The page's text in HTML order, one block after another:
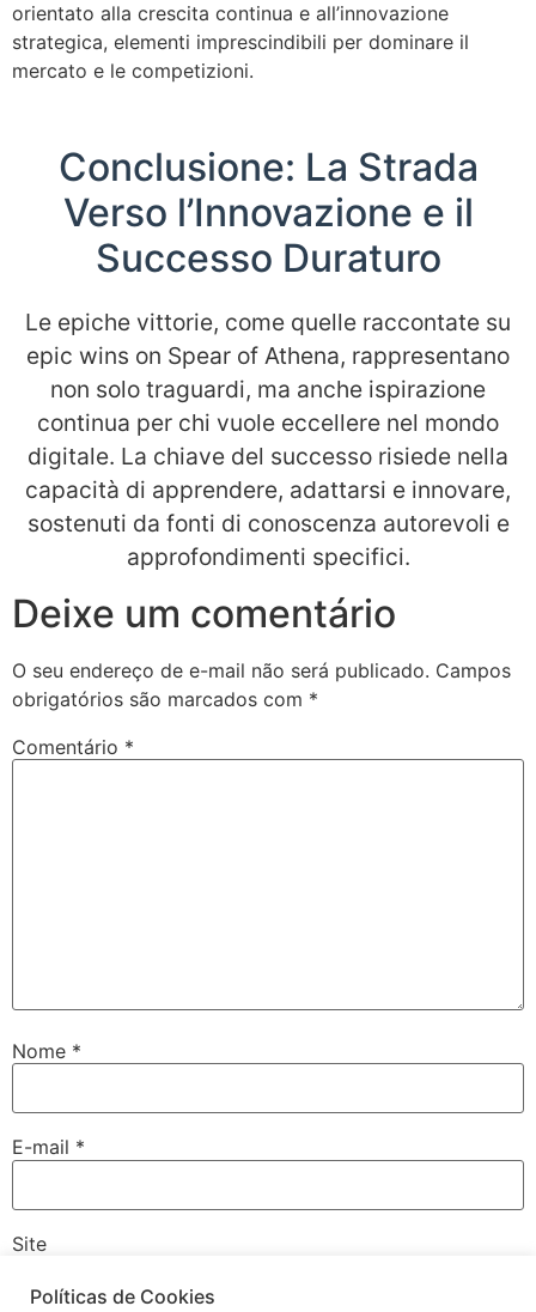
orientato alla crescita continua e all’innovazione
strategica, elementi imprescindibili per dominare il
mercato e le competizioni.
Conclusione: La Strada
Verso l’Innovazione e il
Successo Duraturo
Le epiche vittorie, come quelle raccontate su
epic wins on Spear of Athena, rappresentano
non solo traguardi, ma anche ispirazione
continua per chi vuole eccellere nel mondo
digitale. La chiave del successo risiede nella
capacità di apprendere, adattarsi e innovare,
sostenuti da fonti di conoscenza autorevoli e
approfondimenti specifici.
Deixe um comentário
O seu endereço de e-mail não será publicado. Campos
obrigatórios são marcados com *
Comentário *
Nome *
E-mail *
Site
Políticas de Cookies